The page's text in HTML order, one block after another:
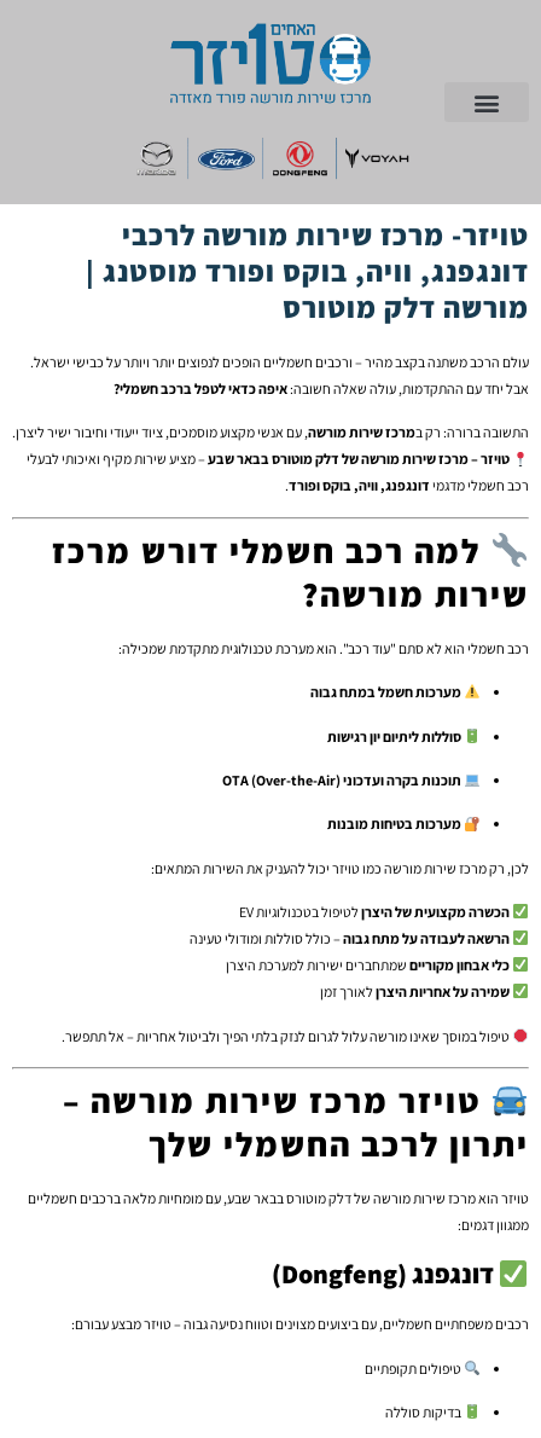
טויזר- מרכז שירות מורשה לרכבי
דונגפנג, וויה, בוקס ופורד מוסטנג |
מורשה דלק מוטורס
עולם הרכב משתנה בקצב מהיר – ורכבים חשמליים הופכים לנפוצים יותר ויותר על כבישי ישראל.
אבל יחד עם ההתקדמות, עולה שאלה חשובה:איפה כדאי לטפל ברכב חשמלי?
התשובה ברורה: רק במרכז שירות מורשה, עם אנשי מקצוע מוסמכים, ציוד ייעודי וחיבור ישיר ליצרן.
טויזר – מרכז שירות מורשה של דלק מוטורס בבאר שבע– מציע שירות מקיף ואיכותי לבעלי
רכב חשמלי מדגמי דונגפנג, וויה, בוקס ופורד.
למה רכב חשמלי דורש מרכז
שירות מורשה?
רכב חשמלי הוא לא סתם "עוד רכב". הוא מערכת טכנולוגית מתקדמת שמכילה:
מערכות חשמל במתח גבוה
סוללות ליתיום יון רגישות
תוכנות בקרה ועדכוני OTA (Over-the-Air)
מערכות בטיחות מובנות
לכן, רק מרכז שירות מורשה כמו טויזר יכול להעניק את השירות המתאים:
הכשרה מקצועית של היצרןלטיפול בטכנולוגיות EV
הרשאה לעבודה על מתח גבוה– כולל סוללות ומודולי טעינה
כלי אבחון מקורייםשמתחברים ישירות למערכת היצרן
שמירה על אחריות היצרןלאורך זמן
טיפול במוסך שאינו מורשה עלול לגרום לנזק בלתי הפיך ולביטול אחריות – אל תתפשר.
טויזר מרכז שירות מורשה –
יתרון לרכב החשמלי שלך
טויזר הוא מרכז שירות מורשה של דלק מוטורס בבאר שבע, עם מומחיות מלאה ברכבים חשמליים
ממגוון דגמים:
דונגפנג (Dongfeng)
רכבים משפחתיים חשמליים, עם ביצועים מצוינים וטווח נסיעה גבוה – טויזר מבצע עבורם:
טיפולים תקופתיים
בדיקות סוללה